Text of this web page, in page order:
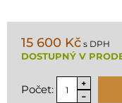
15 600 Kč s DPH
DOSTUPNÝ V
Počet: